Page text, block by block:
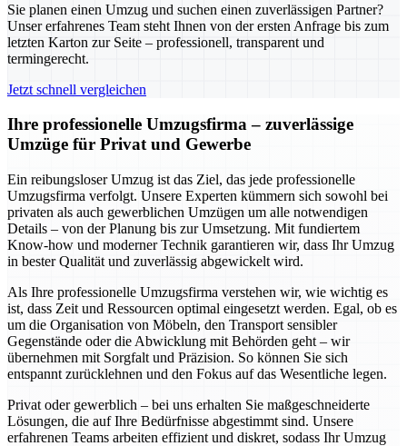
Sie planen einen Umzug und suchen einen zuverlässigen Partner?
Unser erfahrenes Team steht Ihnen von der ersten Anfrage bis zum
letzten Karton zur Seite – professionell, transparent und
termingerecht.
Jetzt schnell vergleichen
Ihre professionelle Umzugsfirma – zuverlässige
Umzüge für Privat und Gewerbe
Ein reibungsloser Umzug ist das Ziel, das jede professionelle
Umzugsfirma verfolgt. Unsere Experten kümmern sich sowohl bei
privaten als auch gewerblichen Umzügen um alle notwendigen
Details – von der Planung bis zur Umsetzung. Mit fundiertem
Know-how und moderner Technik garantieren wir, dass Ihr Umzug
in bester Qualität und zuverlässig abgewickelt wird.
Als Ihre professionelle Umzugsfirma verstehen wir, wie wichtig es
ist, dass Zeit und Ressourcen optimal eingesetzt werden. Egal, ob es
um die Organisation von Möbeln, den Transport sensibler
Gegenstände oder die Abwicklung mit Behörden geht – wir
übernehmen mit Sorgfalt und Präzision. So können Sie sich
entspannt zurücklehnen und den Fokus auf das Wesentliche legen.
Privat oder gewerblich – bei uns erhalten Sie maßgeschneiderte
Lösungen, die auf Ihre Bedürfnisse abgestimmt sind. Unsere
erfahrenen Teams arbeiten effizient und diskret, sodass Ihr Umzug